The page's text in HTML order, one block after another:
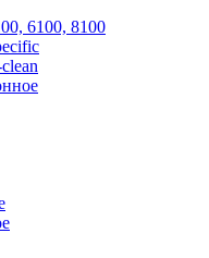
6100, 8100